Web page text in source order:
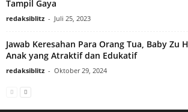
Tampil Gaya
redaksiblitz - Juli 25, 2023
Jawab Keresahan Para Orang Tua, Baby Zu
Anak yang Atraktif dan Edukatif
redaksiblitz - Oktober 29, 2024